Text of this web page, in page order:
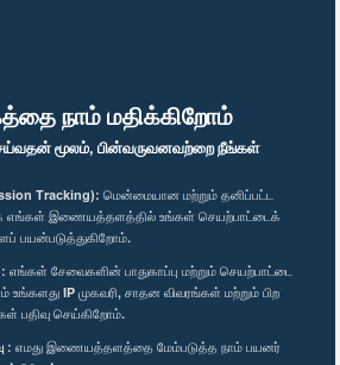
நாம் மதிக்கிறோம்
மூலம், பின்வருவனவற்றை நீங்கள்
Tracking): மென்மையான மற்றும் தனிப்பட்ட
எங்கள் இணையத்தளத்தில் உங்கள் செயற்பாட்டைக்
பயன்படுத்துகிறோம்.
எங்கள் சேவைகளின் பாதுகாப்பு மற்றும் செயற்பாட்டை
உங்களது IP முகவரி, சாதன விவரங்கள் மற்றும் பிற
பதிவு செய்கிறோம்.
: எமது இணையத்தளத்தை மேம்படுத்த நாம் பயனர்